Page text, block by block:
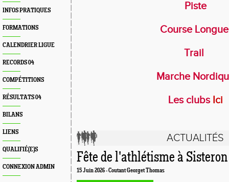
INFOS PRATIQUES
FORMATIONS
CALENDRIER LIGUE
RECORDS 04
COMPÉTITIONS
RÉSULTATS 04
BILANS
LIENS
QUALIFIÉ(E)S
CONNEXION ADMIN
Piste
Course
Trail
Marche
Les clubs Ici
ACTUALITÉS
Fête de l'athlétisme à Sisteron
15 Juin 2026 - Coutant Georget Thomas